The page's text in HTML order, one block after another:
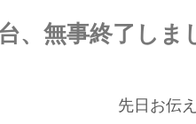
、無事終了しま
先日お伝